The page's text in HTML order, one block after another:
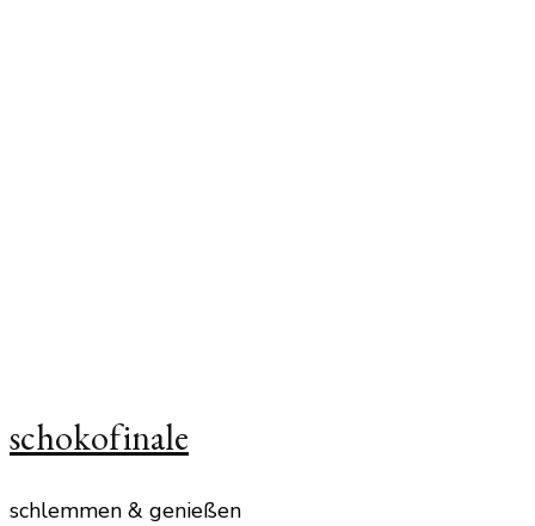
schokofinale
schlemmen & genießen